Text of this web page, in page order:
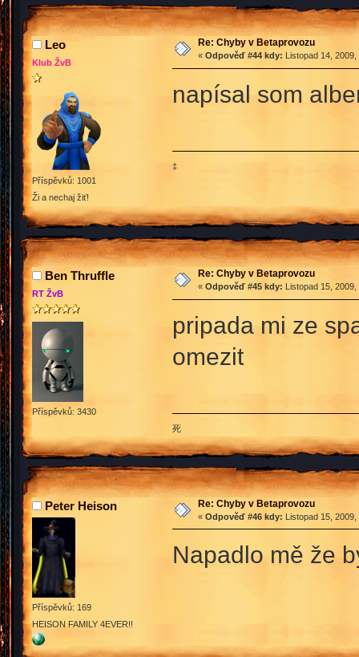
Leo
Klub ŽvB
Příspěvků: 1001
Ži a nechaj žiť!
Re: Chyby v Betaprovozu
« Odpověď #44 kdy: Listopad 14,
napísal som
‡
Ben Thruffle
RT ŽvB
Příspěvků: 3430
Re: Chyby v Betaprovozu
« Odpověď #45 kdy: Listopad 15,
pripada mi ze
omezit
死
Peter Heison
Příspěvků: 169
HEISON FAMILY 4EVER!!
Re: Chyby v Betaprovozu
« Odpověď #46 kdy: Listopad 15,
Napadlo mě že